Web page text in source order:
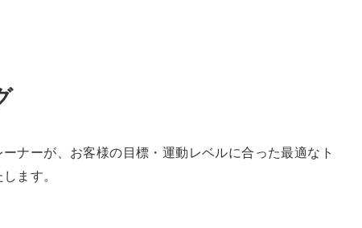
ナーが、お客様の目標・運動レベルに合った最適なト
ます。